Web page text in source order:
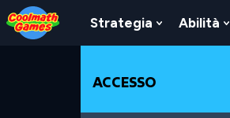
Skip
to
Top
Skip
to
Navigation
Skip
to
Main
Skip
to
Footer
Salta
al
contenuto
Strategia
Show
Submenu
Abilità
ACCESSO